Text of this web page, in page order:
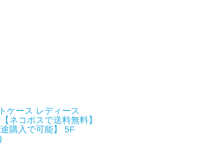
ケース レディース
ネコポスで送料無料】
途購入で可能】 5F